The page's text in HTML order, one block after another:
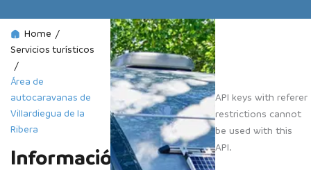
Home /
Servicios turísticos
/
Área de
autocaravanas de
Villardiegua de la
Ribera
Información
API keys with referer
restrictions cannot
be used with this
API.